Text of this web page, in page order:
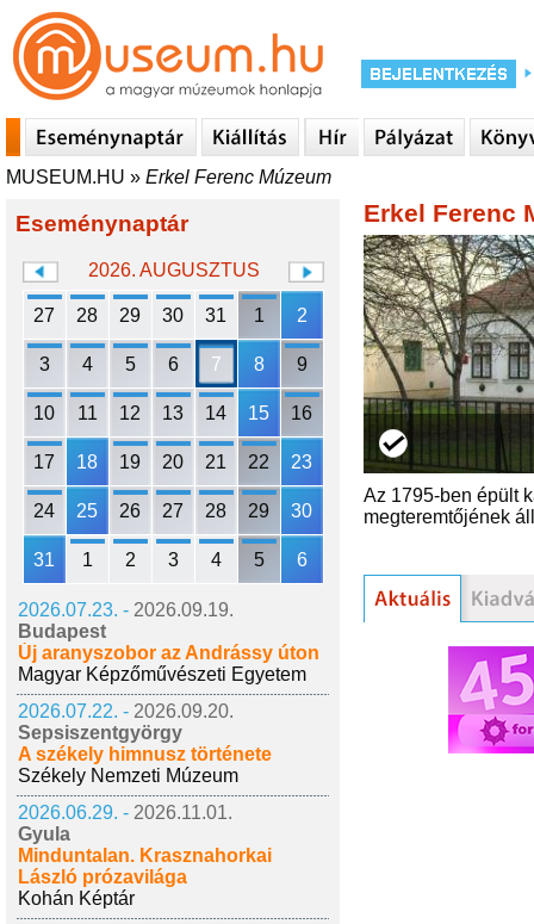
MUSEUM.HU » Erkel Ferenc Múzeum
Eseménynaptár
2026. AUGUSZTUS
27 28 29 30 31 1 2
3 4 5 6 7 8 9
10 11 12 13 14 15 16
17 18 19 20 21 22 23
24 25 26 27 28 29 30
31 1 2 3 4 5 6
2026.07.23. - 2026.09.19.
Budapest
Új aranyszobor az Andrássy úton
Magyar Képzőművészeti Egyetem
2026.07.22. - 2026.09.20.
Sepsiszentgyörgy
A székely himnusz története
Székely Nemzeti Múzeum
2026.06.29. - 2026.11.01.
Gyula
Minduntalan. Krasznahorkai
László prózavilága
Kohán Képtár
Erkel Ferenc
Az 1795-ben épült
megteremtőjének